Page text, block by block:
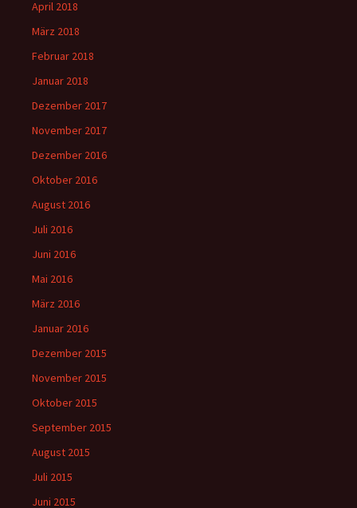
April 2018
März 2018
Februar 2018
Januar 2018
Dezember 2017
November 2017
Dezember 2016
Oktober 2016
August 2016
Juli 2016
Juni 2016
Mai 2016
März 2016
Januar 2016
Dezember 2015
November 2015
Oktober 2015
September 2015
August 2015
Juli 2015
Juni 2015